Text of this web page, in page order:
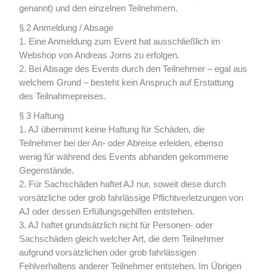
genannt) und den einzelnen Teilnehmern.
§ 2 Anmeldung / Absage
1. Eine Anmeldung zum Event hat ausschließlich im
Webshop von Andreas Jorns zu erfolgen.
2. Bei Absage des Events durch den Teilnehmer – egal aus
welchem Grund – besteht kein Anspruch auf Erstattung
des Teilnahmepreises.
§ 3 Haftung
1. AJ übernimmt keine Haftung für Schäden, die
Teilnehmer bei der An- oder Abreise erleiden, ebenso
wenig für während des Events abhanden gekommene
Gegenstände.
2. Für Sachschäden haftet AJ nur, soweit diese durch
vorsätzliche oder grob fahrlässige Pflichtverletzungen von
AJ oder dessen Erfüllungsgehilfen entstehen.
3. AJ haftet grundsätzlich nicht für Personen- oder
Sachschäden gleich welcher Art, die dem Teilnehmer
aufgrund vorsätzlichen oder grob fahrlässigen
Fehlverhaltens anderer Teilnehmer entstehen. Im Übrigen